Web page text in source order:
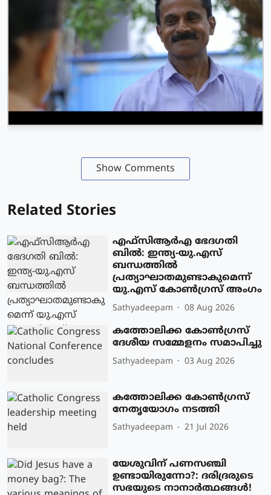
Show Comments
Related Stories
എഫ്‌സിആർഎ ഭേദഗതി
ബിൽ: ഇന്ത്യ-യു.എസ്
ബന്ധത്തിൽ
പ്രത്യാഘാതമുണ്ടാകുമെന്ന്
യു.എസ് കോൺഗ്രസ് അംഗം
Sathyadeepam 08 Aug 2026
കത്തോലിക്ക കോൺഗ്രസ്
ദേശീയ സമ്മേളനം സമാപിച്ചു
Sathyadeepam 03 Aug 2026
കത്തോലിക്ക കോൺഗ്രസ്
നേതൃയോഗം നടത്തി
Sathyadeepam 21 Jul 2026
യേശുവിന് പണസഞ്ചി
ഉണ്ടായിരുന്നോ?: ദരിദ്രരുടെ
സഭയുടെ നാനാർത്ഥങ്ങൾ!